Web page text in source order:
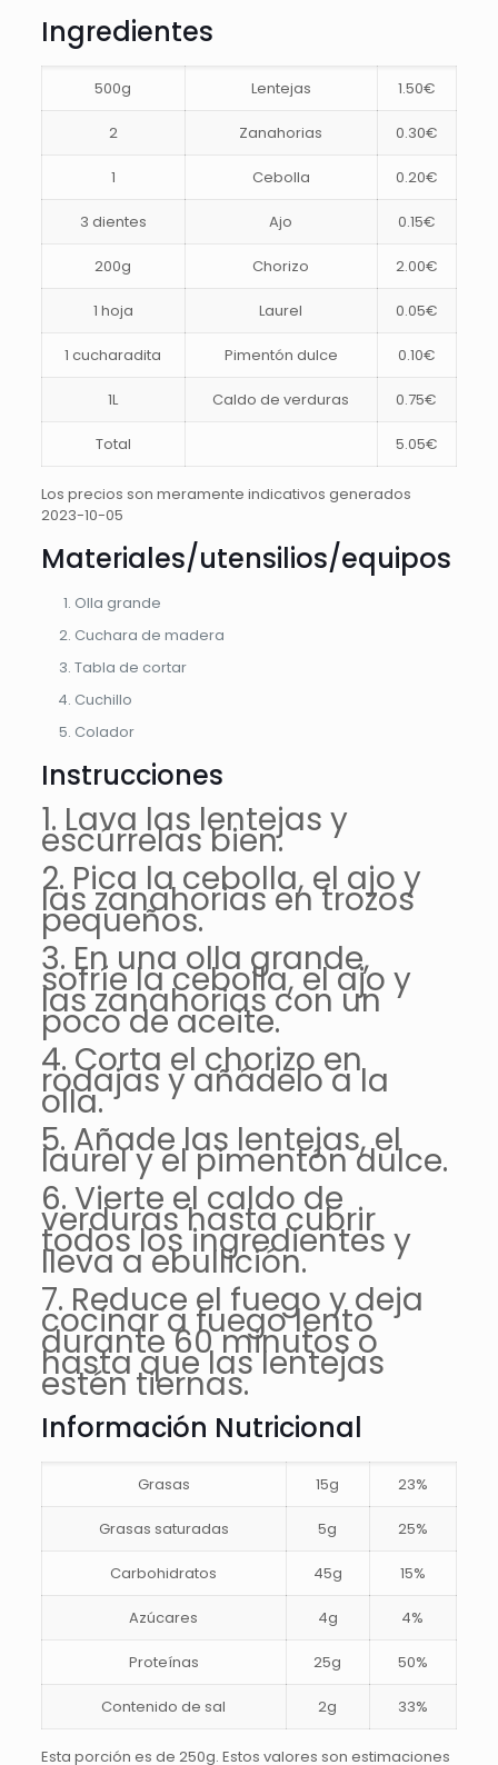
Ingredientes
500g Lentejas 1.50€
2 Zanahorias 0.30€
1 Cebolla 0.20€
3 dientes Ajo 0.15€
200g Chorizo 2.00€
1 hoja Laurel 0.05€
1 cucharadita Pimentón dulce 0.10€
1L Caldo de verduras 0.75€
Total 5.05€
Los precios son meramente indicativos generados
2023-10-05
Materiales/utensilios/equipos
Olla grande
Cuchara de madera
Tabla de cortar
Cuchillo
Colador
Instrucciones
1. Lava las lentejas y
escúrrelas bien.
2. Pica la cebolla, el ajo y
las zanahorias en trozos
pequeños.
3. En una olla grande,
sofríe la cebolla, el ajo y
las zanahorias con un
poco de aceite.
4. Corta el chorizo en
rodajas y añádelo a la
olla.
5. Añade las lentejas, el
laurel y el pimentón dulce.
6. Vierte el caldo de
verduras hasta cubrir
todos los ingredientes y
lleva a ebullición.
7. Reduce el fuego y deja
cocinar a fuego lento
durante 60 minutos o
hasta que las lentejas
estén tiernas.
Información Nutricional
Grasas 15g 23%
Grasas saturadas 5g 25%
Carbohidratos 45g 15%
Azúcares 4g 4%
Proteínas 25g 50%
Contenido de sal 2g 33%
Esta porción es de 250g. Estos valores son estimaciones